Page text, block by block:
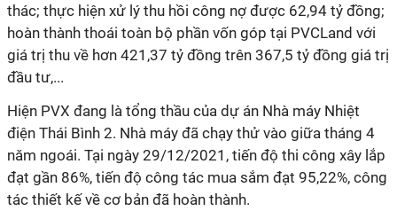
thác; thực hiện xử lý thu hồi công nợ được 62,94 tỷ đồng;
hoàn thành thoái toàn bộ phần vốn góp tại PVCLand với
giá trị thu về hơn 421,37 tỷ đồng trên 367,5 tỷ đồng giá trị
đầu tư,...
Hiện PVX đang là tổng thầu của dự án Nhà máy Nhiệt
điện Thái Bình 2. Nhà máy đã chạy thử vào giữa tháng 4
năm ngoái. Tại ngày 29/12/2021, tiến độ thi công xây lắp
đạt gần 86%, tiến độ công tác mua sắm đạt 95,22%, công
tác thiết kế về cơ bản đã hoàn thành.